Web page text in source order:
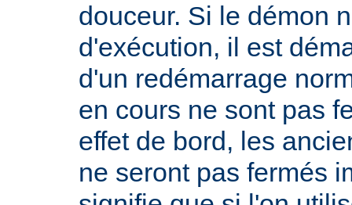
douceur. Si le démon
d'exécution, il est
d'un redémarrage
en cours ne sont pas
effet de bord, les
ne seront pas fermés